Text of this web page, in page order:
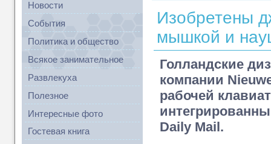
Новости
События
Политика и общество
Всякое занимательное
Развлекуха
Полезное
Интересные фото
Гостевая книга
Изобретены
мышкой и
Голландские
компании
рабочей
Daily Mail.